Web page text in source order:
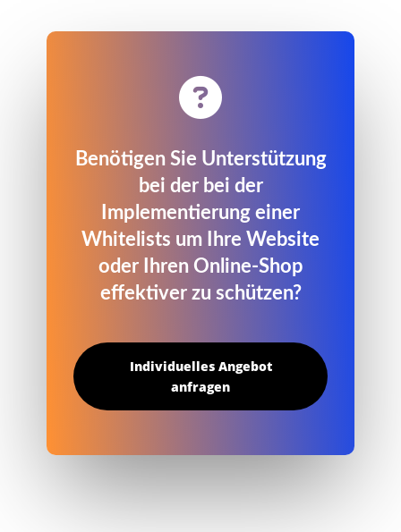

Benötigen Sie Unterstützung
bei der bei der
Implementierung einer
Whitelists um Ihre Website
oder Ihren Online-Shop
effektiver zu schützen?
Individuelles Angebot
anfragen